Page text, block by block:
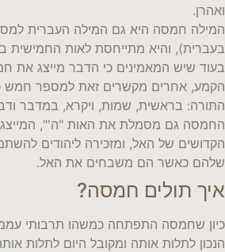
ואהרן.
המילה חמסה היא גם המילה העברית
בעברית), והיא מתייחסת לאות החמישית
בעוד שיש המאמינים כי הדבר מייצג את
הקמע, אחרים מקשרים זאת למספר
התורה: בראשית, שמות, ויקרא, במדבר
החמסה גם מסמלת את האות "ה'",
הקדושים של האל, ומזכירה ליהודים
שלהם כאשר הם משבחים את האל.
איך תולים חמסה?
כיון שחמסה התפתחה כמשהו תרבותי עממי
הנכון לתלות אותה ומקובל היום לתלות